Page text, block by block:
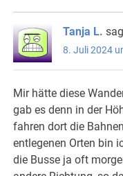
Tanja L.
8. Juli 2024
Mir hätte diese
gab es denn in der
fahren dort die
entlegenen Orten bin
die Busse ja oft